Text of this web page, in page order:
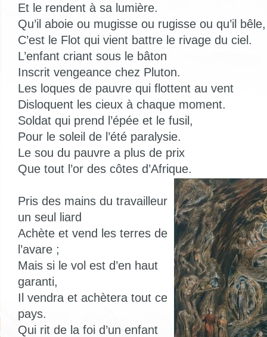
Et le rendent à sa lumière.
Qu’il aboie ou mugisse ou rugisse ou qu’il bêle,
C’est le Flot qui vient battre le rivage du ciel.
L’enfant criant sous le bâton
Inscrit vengeance chez Pluton.
Les loques de pauvre qui flottent au vent
Disloquent les cieux à chaque moment.
Soldat qui prend l’épée et le fusil,
Pour le soleil de l’été paralysie.
Le sou du pauvre a plus de prix
Que tout l’or des côtes d’Afrique.
Pris des mains du travailleur
un seul liard
Achète et vend les terres de
l’avare ;
Mais si le vol est d’en haut
garanti,
Il vendra et achètera tout ce
pays.
Qui rit de la foi d’un enfant